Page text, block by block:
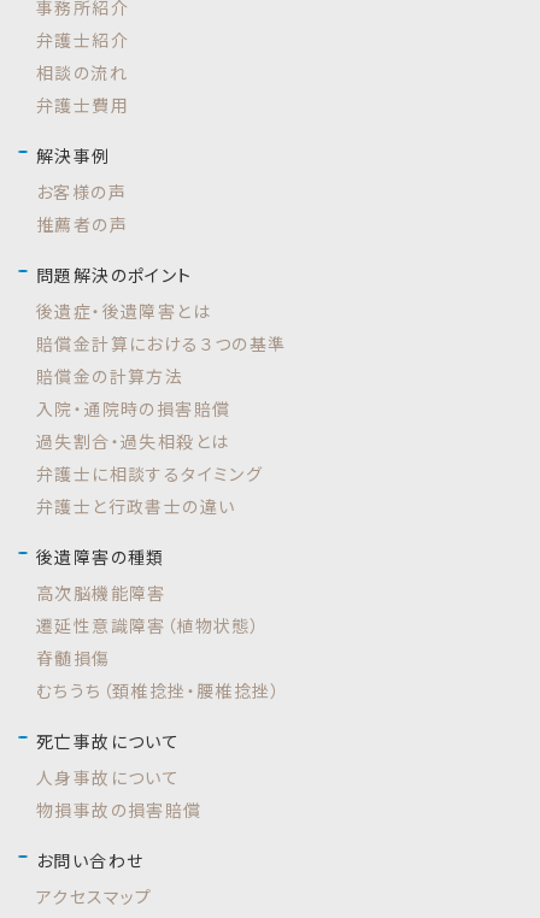
事務所紹介
弁護士紹介
相談の流れ
弁護士費用
解決事例
お客様の声
推薦者の声
問題解決のポイント
後遺症・後遺障害とは
賠償金計算における３つの基準
賠償金の計算方法
入院・通院時の損害賠償
過失割合・過失相殺とは
弁護士に相談するタイミング
弁護士と行政書士の違い
後遺障害の種類
高次脳機能障害
遷延性意識障害（植物状態）
脊髄損傷
むちうち（頚椎捻挫・腰椎捻挫）
死亡事故について
人身事故について
物損事故の損害賠償
お問い合わせ
アクセスマップ